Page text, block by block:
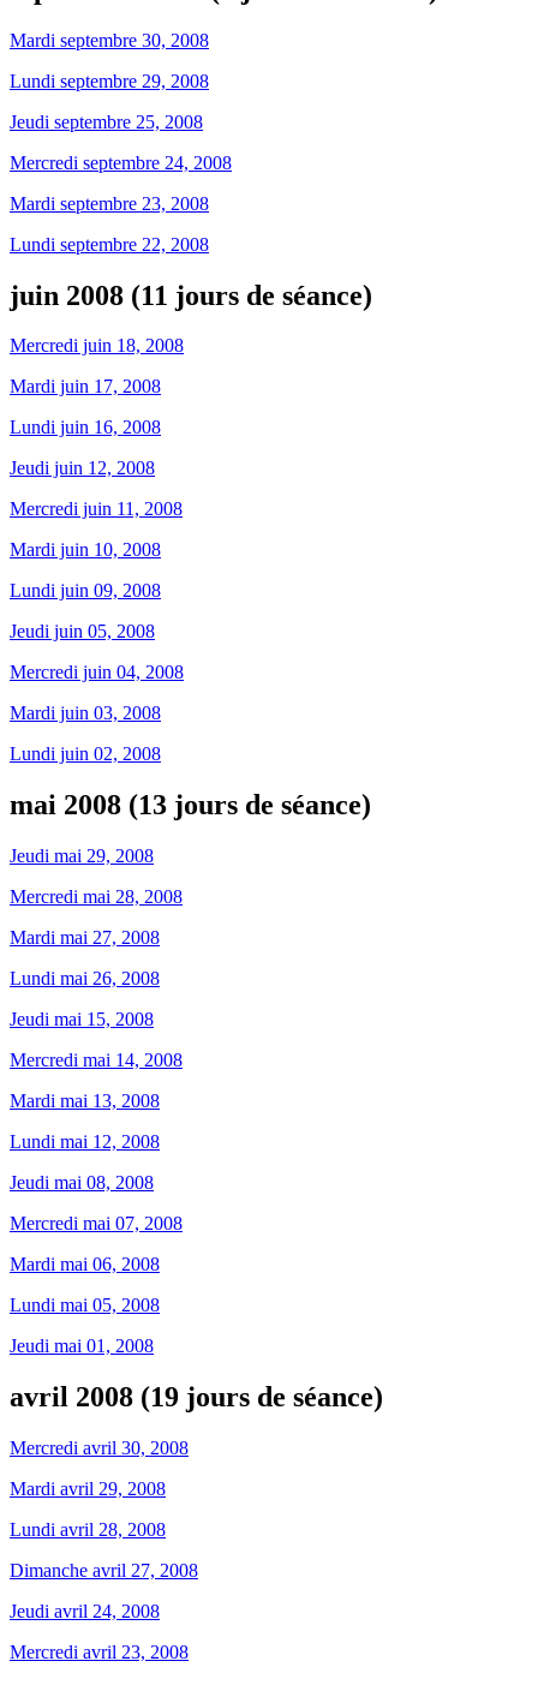
Mardi septembre 30, 2008
Lundi septembre 29, 2008
Jeudi septembre 25, 2008
Mercredi septembre 24, 2008
Mardi septembre 23, 2008
Lundi septembre 22, 2008
juin 2008 (11 jours de séance)
Mercredi juin 18, 2008
Mardi juin 17, 2008
Lundi juin 16, 2008
Jeudi juin 12, 2008
Mercredi juin 11, 2008
Mardi juin 10, 2008
Lundi juin 09, 2008
Jeudi juin 05, 2008
Mercredi juin 04, 2008
Mardi juin 03, 2008
Lundi juin 02, 2008
mai 2008 (13 jours de séance)
Jeudi mai 29, 2008
Mercredi mai 28, 2008
Mardi mai 27, 2008
Lundi mai 26, 2008
Jeudi mai 15, 2008
Mercredi mai 14, 2008
Mardi mai 13, 2008
Lundi mai 12, 2008
Jeudi mai 08, 2008
Mercredi mai 07, 2008
Mardi mai 06, 2008
Lundi mai 05, 2008
Jeudi mai 01, 2008
avril 2008 (19 jours de séance)
Mercredi avril 30, 2008
Mardi avril 29, 2008
Lundi avril 28, 2008
Dimanche avril 27, 2008
Jeudi avril 24, 2008
Mercredi avril 23, 2008